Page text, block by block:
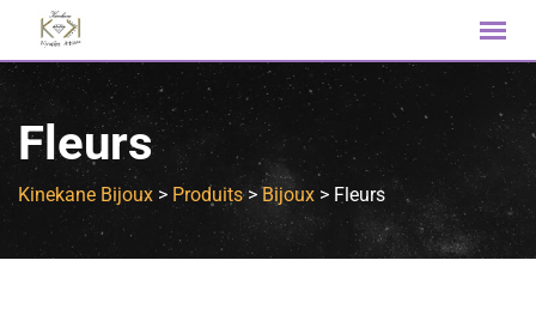
Fleurs
Kinekane Bijoux > Produits>Bijoux > Fleurs